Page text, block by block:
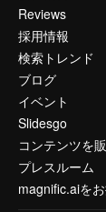
Reviews
採用情報
検索トレンド
ブログ
イベント
Slidesgo
コンテンツを
プレスルーム
magnific.aiを